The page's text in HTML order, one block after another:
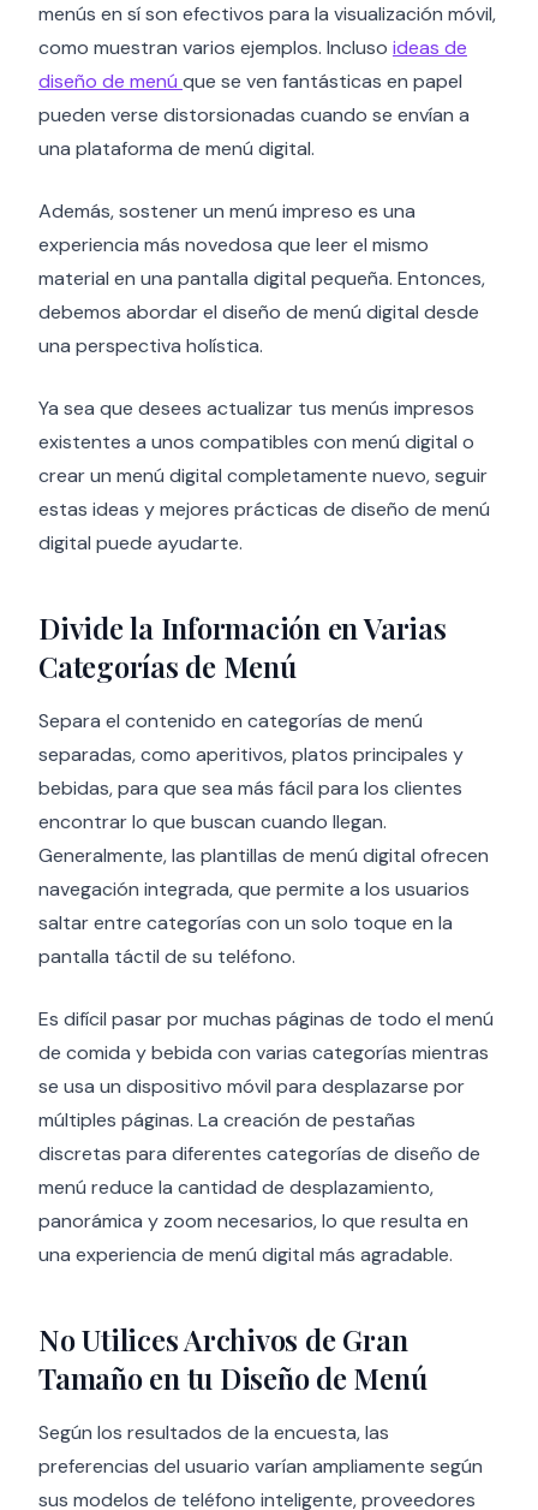
menús en sí son efectivos para la visualización móvil,
como muestran varios ejemplos. Incluso ideas de
diseño de menú que se ven fantásticas en papel
pueden verse distorsionadas cuando se envían a
una plataforma de menú digital.
Además, sostener un menú impreso es una
experiencia más novedosa que leer el mismo
material en una pantalla digital pequeña. Entonces,
debemos abordar el diseño de menú digital desde
una perspectiva holística.
Ya sea que desees actualizar tus menús impresos
existentes a unos compatibles con menú digital o
crear un menú digital completamente nuevo, seguir
estas ideas y mejores prácticas de diseño de menú
digital puede ayudarte.
Divide la Información en Varias
Categorías de Menú
Separa el contenido en categorías de menú
separadas, como aperitivos, platos principales y
bebidas, para que sea más fácil para los clientes
encontrar lo que buscan cuando llegan.
Generalmente, las plantillas de menú digital ofrecen
navegación integrada, que permite a los usuarios
saltar entre categorías con un solo toque en la
pantalla táctil de su teléfono.
Es difícil pasar por muchas páginas de todo el menú
de comida y bebida con varias categorías mientras
se usa un dispositivo móvil para desplazarse por
múltiples páginas. La creación de pestañas
discretas para diferentes categorías de diseño de
menú reduce la cantidad de desplazamiento,
panorámica y zoom necesarios, lo que resulta en
una experiencia de menú digital más agradable.
No Utilices Archivos de Gran
Tamaño en tu Diseño de Menú
Según los resultados de la encuesta, las
preferencias del usuario varían ampliamente según
sus modelos de teléfono inteligente, proveedores